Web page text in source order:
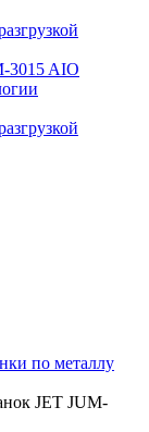
3015 AIO
по металлу
JET JUM-